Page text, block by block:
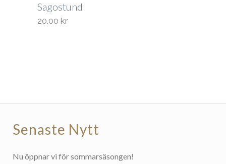
Sagostund
20.00 kr
Senaste Nytt
Nu öppnar vi för sommarsäsongen!